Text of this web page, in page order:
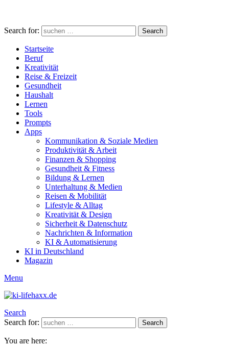
Search for: Search
Startseite
Beruf
Kreativität
Reise & Freizeit
Gesundheit
Haushalt
Lernen
Tools
Prompts
Apps
Kommunikation & Soziale Medien
Produktivität & Arbeit
Finanzen & Shopping
Gesundheit & Fitness
Bildung & Lernen
Unterhaltung & Medien
Reisen & Mobilität
Lifestyle & Alltag
Kreativität & Design
Sicherheit & Datenschutz
Nachrichten & Information
KI & Automatisierung
KI in Deutschland
Magazin
Menu
Search
Search for:
Search
You are here: